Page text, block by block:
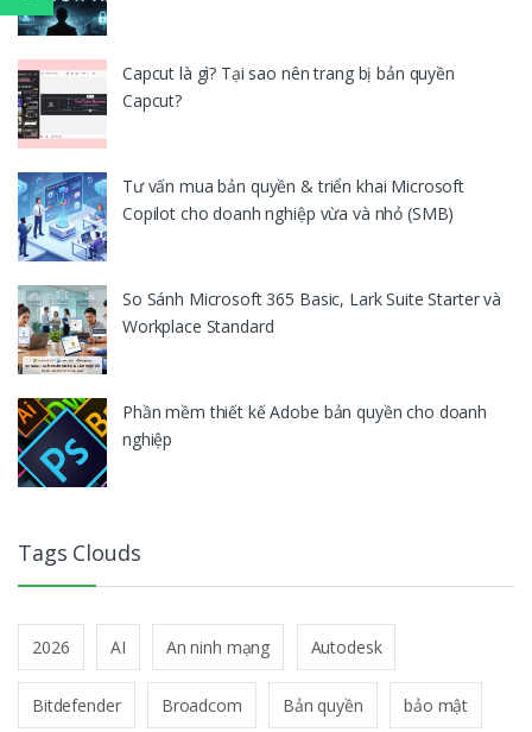
Capcut là gì? Tại sao nên trang bị bản quyền
Capcut?
Tư vấn mua bản quyền & triển khai Microsoft
Copilot cho doanh nghiệp vừa và nhỏ (SMB)
So Sánh Microsoft 365 Basic, Lark Suite Starter và
Workplace Standard
Phần mềm thiết kế Adobe bản quyền cho doanh
nghiệp
Tags Clouds
2026 AI An ninh mạng Autodesk
Bitdefender Broadcom Bản quyền bảo mật